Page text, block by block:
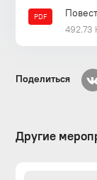
PDF
492.73
Поделиться
Другие